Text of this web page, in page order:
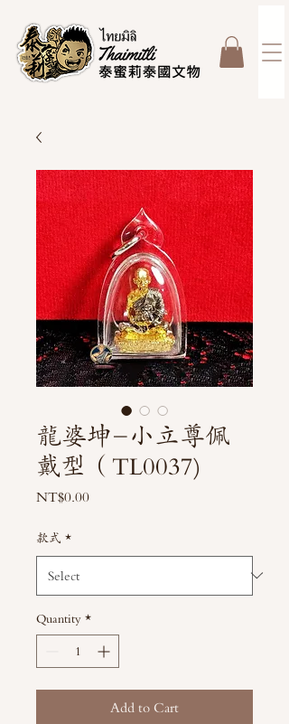
龍婆坤-小立尊佩
戴型（TL0037)
NT$0.00Price
款式 *
Quantity *
Add to Cart